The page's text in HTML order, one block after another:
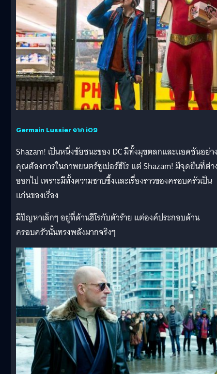
Germain Lussier จาก iO9
Shazam! เป็นหนึ่งชัยชนะของ DC มีทั้งมุขตลกและแอคชันอย่า
คุณต้องการในภาพยนตร์ซูเปอร์ฮีโร แต่ Shazam! มีจุดยืนที่ต่า
ออกไป เพราะมีทั้งความซาบซึ้งและเรื่องราวของครอบครัวเป็น
แก่นของเรื่อง
มีปัญหาเล็กๆ อยู่ที่ด้านฮีโรกับตัวร้าย แต่องค์ประกอบด้าน
ครอบครัวนั้นทรงพลังมากจริงๆ